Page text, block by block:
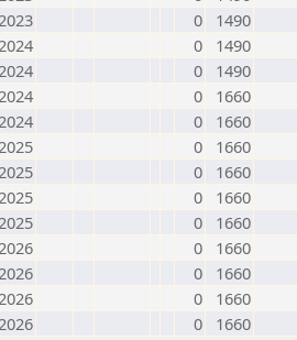
0
1490
0
1490
0
1490
0
1660
0
1660
0
1660
0
1660
0
1660
0
1660
0
1660
0
1660
0
1660
0 1660